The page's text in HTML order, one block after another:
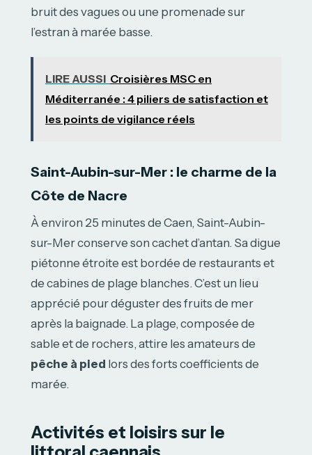
bruit des vagues ou une promenade sur
l’estran à marée basse.
LIRE AUSSI Croisières MSC en
Méditerranée : 4 piliers de satisfaction et
les points de vigilance réels
Saint-Aubin-sur-Mer : le charme de la
Côte de Nacre
À environ 25 minutes de Caen, Saint-Aubin-
sur-Mer conserve son cachet d’antan. Sa digue
piétonne étroite est bordée de restaurants et
de cabines de plage blanches. C’est un lieu
apprécié pour déguster des fruits de mer
après la baignade. La plage, composée de
sable et de rochers, attire les amateurs de
pêche à pied lors des forts coefficients de
marée.
Activités et loisirs sur le